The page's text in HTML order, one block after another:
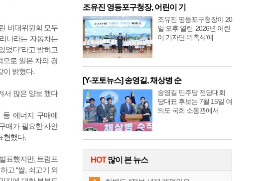
비대위원회 모두
나라는 자동차는
었다”라고 밝히고
으로 일본 차의 경
이 밝혔다.
서 많은 양보 했다
등 에너지 구매에
매가 필요한 사안
현했다.
표했지만, 트럼프
고 “쌀, 쇠고기 외
조유진 영등포구청장, 어린이 기
조유진 영등포구청장이 20
일 오후 열린 ‘2026년 어린
이 기자단 위촉식’에
[Y-포토뉴스] 송영길, 채상병 순
송영길 민주당 전당대회
당대표 후보는 7월 15일 여
의도 국회 소통관에서
HOT많이 본 뉴스